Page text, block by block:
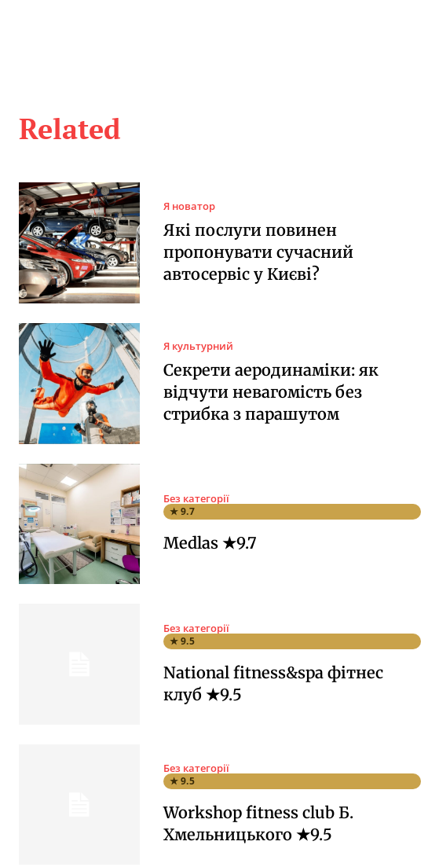
Related
Я новатор
Які послуги повинен
пропонувати сучасний
автосервіс у Києві?
Я культурний
Секрети аеродинаміки: як
відчути невагомість без
стрибка з парашутом
Без категорії
★ 9.7
Medlas ★9.7
Без категорії
★ 9.5
National fitness&spa фітнес
клуб ★9.5
Без категорії
★ 9.5
Workshop fitness club Б.
Хмельницького ★9.5